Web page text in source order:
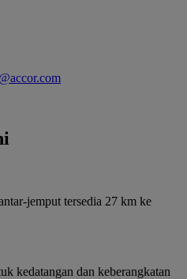
jemput tersedia 27 km ke
kedatangan dan keberangkatan